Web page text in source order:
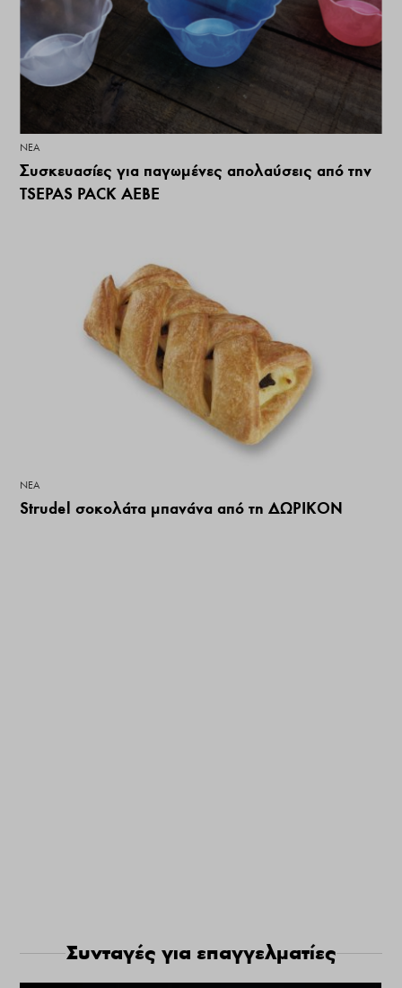
ΝΕΑ
Συσκευασίες για παγωμένες απολαύσεις από την
TSEPAS PACK AEBE
ΝΕΑ
Strudel σοκολάτα μπανάνα από τη ΔΩΡΙΚΟΝ
Συνταγές για επαγγελματίες